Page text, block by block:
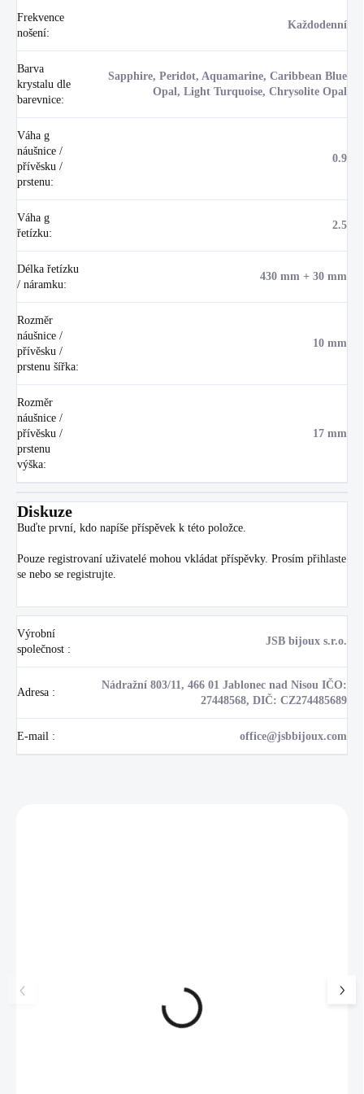
Frekvence
nošení:
Každodenní
Barva
krystalu dle
barevnice:
Sapphire, Peridot, Aquamarine, Caribbean Blue
Opal, Light Turquoise, Chrysolite Opal
Váha g
náušnice /
přívěsku /
prstenu:
0.9
Váha g
řetízku:
2.5
Délka řetízku
/ náramku:
430 mm + 30 mm
Rozměr
náušnice /
přívěsku /
prstenu šířka:
10 mm
Rozměr
náušnice /
přívěsku /
prstenu
výška:
17 mm
Diskuze
Buďte první, kdo napíše příspěvek k této položce.
Pouze registrovaní uživatelé mohou vkládat příspěvky. Prosím přihlaste
se nebo se registrujte
Výrobní
společnost :
JSB bijoux s.r.o.
Adresa :
Nádražní 803/11, 466 01 Jablonec nad Nisou IČO:
27448568, DIČ: CZ274485689
E-mail : office@jsbbijoux.com